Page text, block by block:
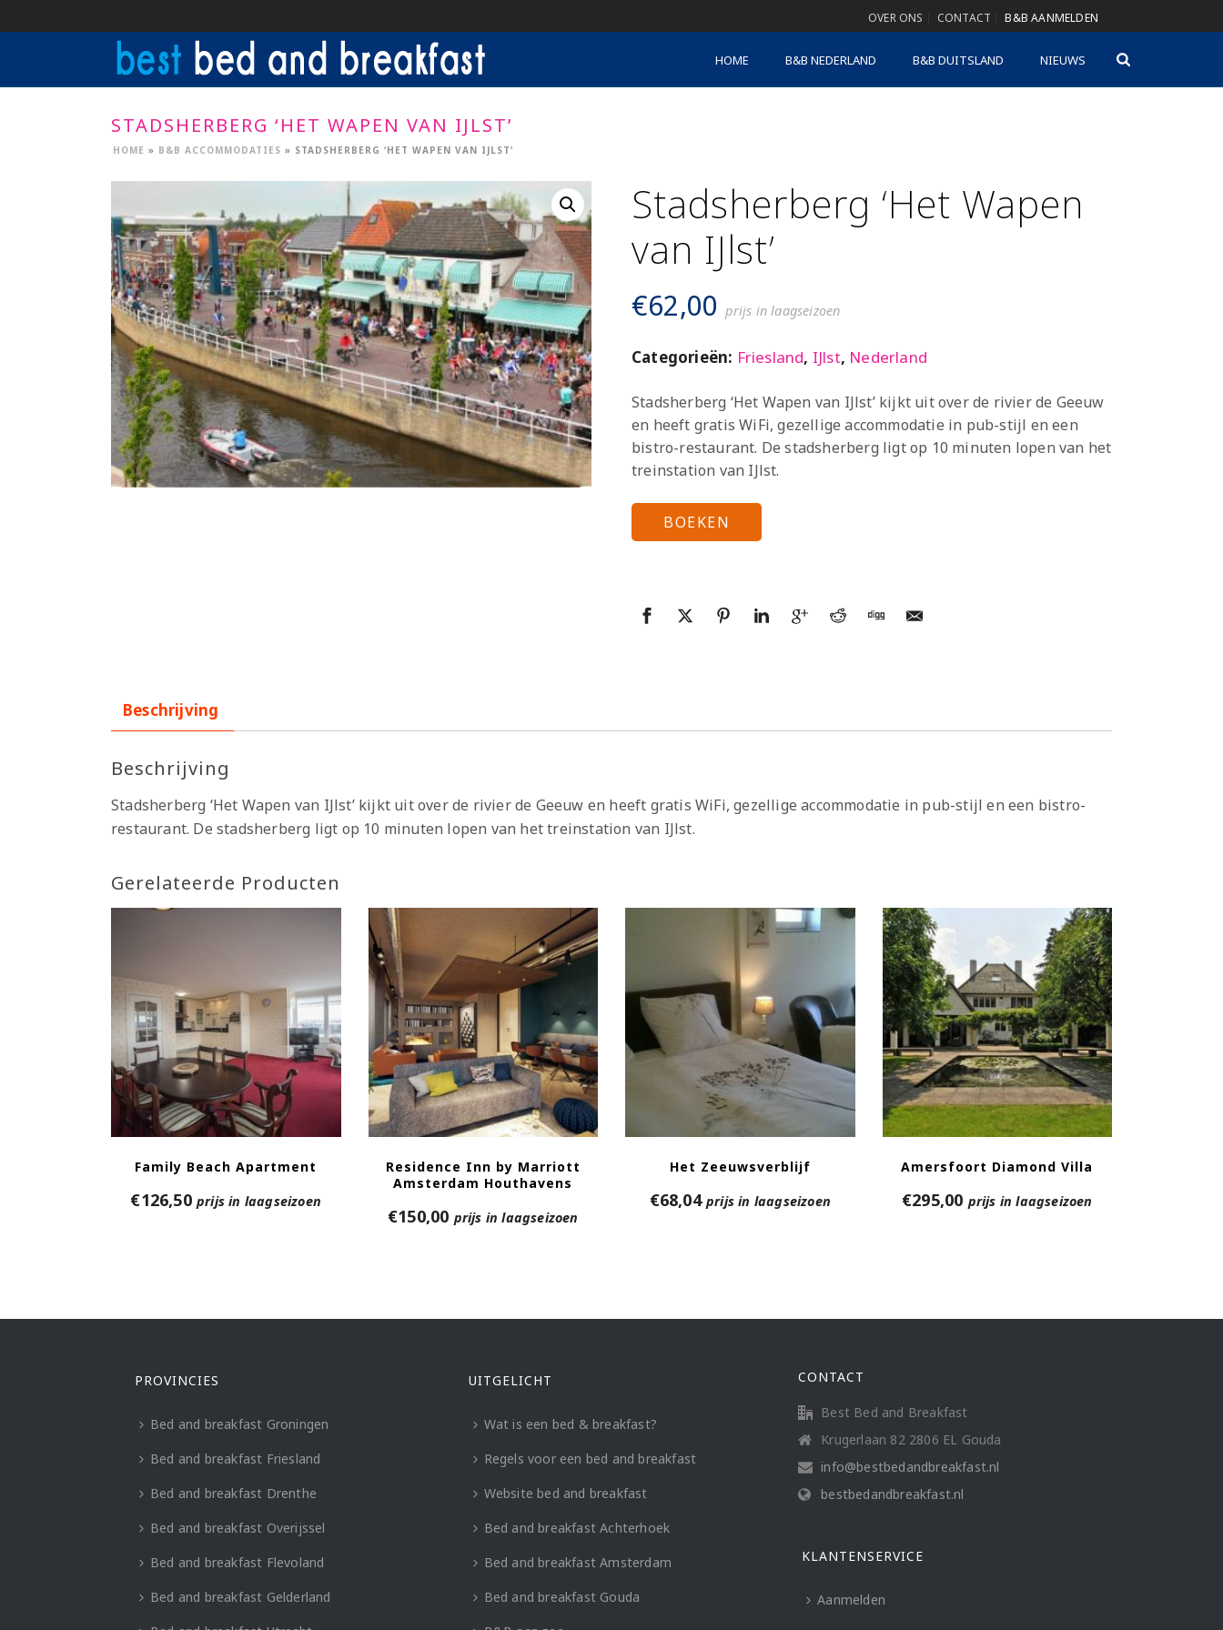
OVER ONS CONTACT B&B AANMELDEN
HOME B&B NEDERLAND B&B DUITSLAND NIEUWS
STADSHERBERG ‘HET WAPEN VAN IJLST’
HOME » B&B ACCOMMODATIES » STADSHERBERG ‘HET WAPEN VAN IJLST’
Stadsherberg ‘Het Wapen
van IJlst’
€62,00 prijs in laagseizoen
Categorieën: Friesland, IJlst, Nederland
Stadsherberg ‘Het Wapen van IJlst’ kijkt uit over de rivier de Geeuw
en heeft gratis WiFi, gezellige accommodatie in pub-stijl en een
bistro-restaurant. De stadsherberg ligt op 10 minuten lopen van het
treinstation van IJlst.
BOEKEN
Beschrijving
Beschrijving
Stadsherberg ‘Het Wapen van IJlst’ kijkt uit over de rivier de Geeuw en heeft gratis WiFi, gezellige accommodatie in pub-stijl en een bistro-
restaurant. De stadsherberg ligt op 10 minuten lopen van het treinstation van IJlst.
Gerelateerde Producten
Family Beach Apartment
€126,50 prijs in laagseizoen
Residence Inn by Marriott
Amsterdam Houthavens
€150,00 prijs in laagseizoen
Het Zeeuwsverblijf
€68,04 prijs in laagseizoen
Amersfoort Diamond Villa
€295,00 prijs in laagseizoen
PROVINCIES
Bed and breakfast Groningen
Bed and breakfast Friesland
Bed and breakfast Drenthe
Bed and breakfast Overijssel
Bed and breakfast Flevoland
Bed and breakfast Gelderland
UITGELICHT
Wat is een bed & breakfast?
Regels voor een bed and breakfast
Website bed and breakfast
Bed and breakfast Achterhoek
Bed and breakfast Amsterdam
Bed and breakfast Gouda
CONTACT
Best Bed and Breakfast
Krugerlaan 82 2806 EL Gouda
info@bestbedandbreakfast.nl
bestbedandbreakfast.nl
KLANTENSERVICE
Aanmelden